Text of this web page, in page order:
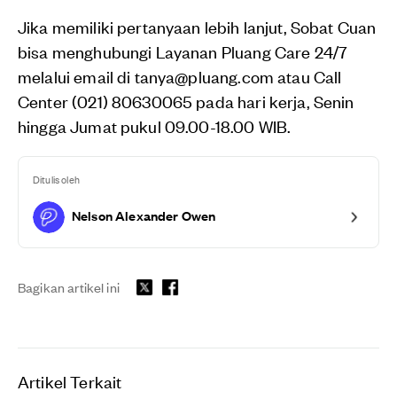
Jika memiliki pertanyaan lebih lanjut, Sobat Cuan
bisa menghubungi Layanan Pluang Care 24/7
melalui email di tanya@pluang.com atau Call
Center (021) 80630065 pada hari kerja, Senin
hingga Jumat pukul 09.00-18.00 WIB.
Ditulis oleh
Nelson Alexander Owen
Bagikan artikel ini
Artikel Terkait